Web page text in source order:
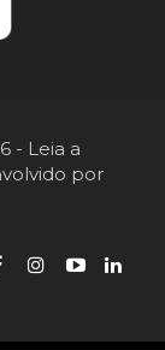
- Leia a
por